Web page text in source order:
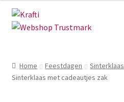
Ga
door
Ga
naar
Taarttoppers
Home Feestdagen Sinterklaas
Sinterklaas met cadeautjes zak